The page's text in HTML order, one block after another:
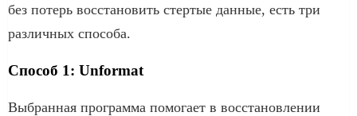
без потерь восстановить стертые данные, есть три
различных способа.
Способ 1: Unformat
Выбранная программа помогает в восстановлении